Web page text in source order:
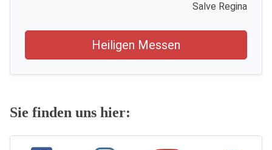
Salve Regina
Heiligen Messen
Sie finden uns hier: